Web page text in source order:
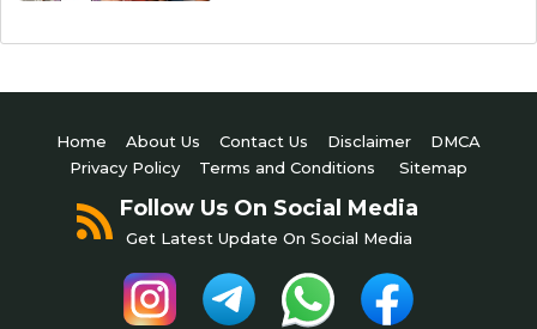
Home About Us Contact Us Disclaimer
DMCA
Privacy Policy
Terms and Conditions Sitemap
Follow Us On Social Media
Get Latest Update On Social Media